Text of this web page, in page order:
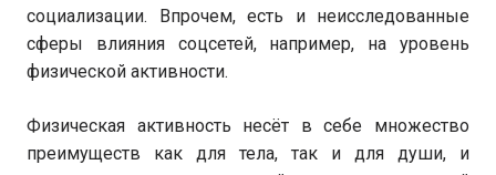
социализации. Впрочем, есть и неисследованные
сферы влияния соцсетей, например, на уровень
физической активности.
Физическая активность несёт в себе множество
преимуществ как для тела, так и для души, и